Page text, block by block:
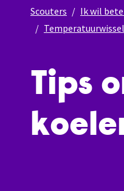
Scouters
Ik wil
Tips